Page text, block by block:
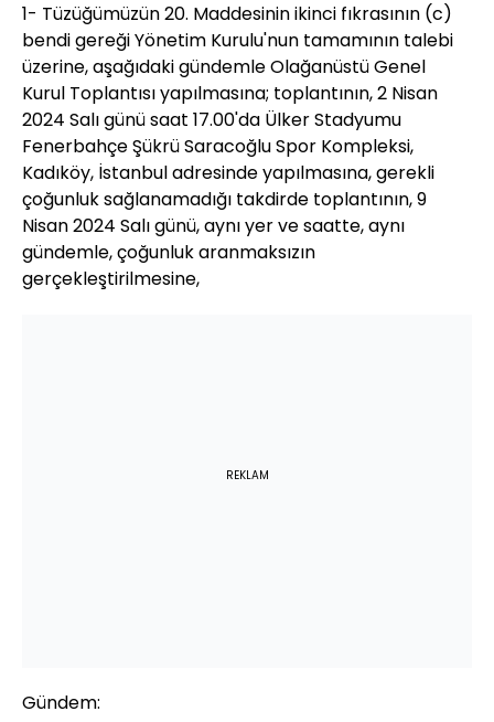
1- Tüzüğümüzün 20. Maddesinin ikinci fıkrasının (c)
bendi gereği Yönetim Kurulu'nun tamamının talebi
üzerine, aşağıdaki gündemle Olağanüstü Genel
Kurul Toplantısı yapılmasına; toplantının, 2 Nisan
2024 Salı günü saat 17.00'da Ülker Stadyumu
Fenerbahçe Şükrü Saracoğlu Spor Kompleksi,
Kadıköy, İstanbul adresinde yapılmasına, gerekli
çoğunluk sağlanamadığı takdirde toplantının, 9
Nisan 2024 Salı günü, aynı yer ve saatte, aynı
gündemle, çoğunluk aranmaksızın
gerçekleştirilmesine,
REKLAM
Gündem: